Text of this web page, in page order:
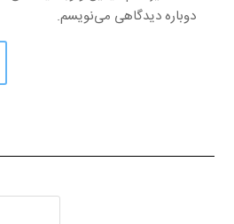
دوباره دیدگاهی می‌نویسم.